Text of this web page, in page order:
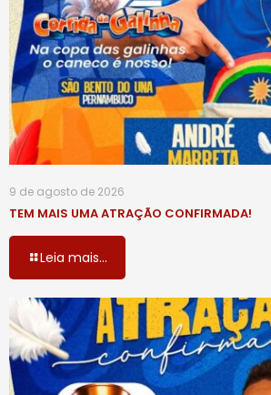
9 de agosto de 2026
TEM MAIS UMA ATRAÇÃO CONFIRMADA!
Leia mais...